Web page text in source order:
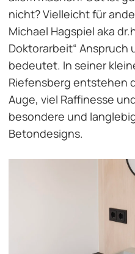
nicht? Vielleicht für
Michael Hagspiel aka
Doktorarbeit“
bedeutet. In seiner
Riefensberg entstehen
Auge, viel Raffinesse
besondere und
Betondesigns.